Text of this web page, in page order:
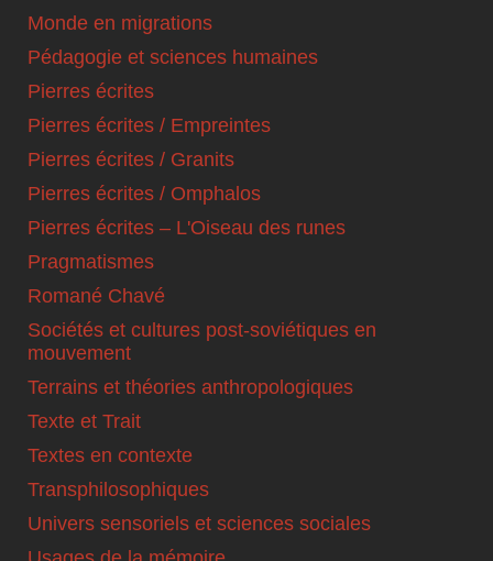
Monde en migrations
Pédagogie et sciences humaines
Pierres écrites
Pierres écrites / Empreintes
Pierres écrites / Granits
Pierres écrites / Omphalos
Pierres écrites – L'Oiseau des runes
Pragmatismes
Romané Chavé
Sociétés et cultures post-soviétiques en
mouvement
Terrains et théories anthropologiques
Texte et Trait
Textes en contexte
Transphilosophiques
Univers sensoriels et sciences sociales